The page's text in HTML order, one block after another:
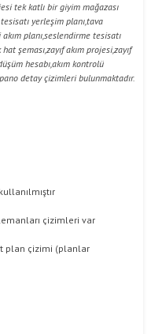
tek katlı bir giyim mağazası
yerleşim planı,tava
planı,seslendirme tesisatı
şeması,zayıf akım projesi,zayıf
hesabı,akım kontrolü
detay çizimleri bulunmaktadır.
çizimleri var
plan çizimi (planlar